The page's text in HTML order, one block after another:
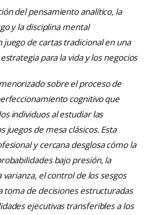
del pensamiento analítico, la
y la disciplina mental
de cartas tradicional en una
para la vida y los negocios
sobre el proceso de
cognitivo que
individuos al estudiar las
juegos de mesa clásicos. Esta
y cercana desglosa cómo la
bajo presión, la
el control de los sesgos
toma de decisiones estructuradas
ejecutivas transferibles a los